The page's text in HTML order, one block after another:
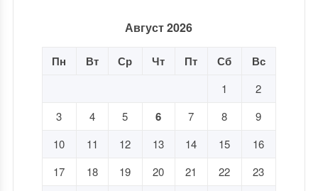
Август 2026
Пн Вт Ср Чт Пт Сб Вс
1
2
3
4 5 6 7 8
9
10
11 12 13 14 15
16
17
18 19 20 21 22
23